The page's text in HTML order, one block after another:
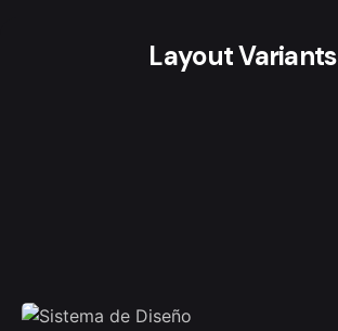
Layout Variants